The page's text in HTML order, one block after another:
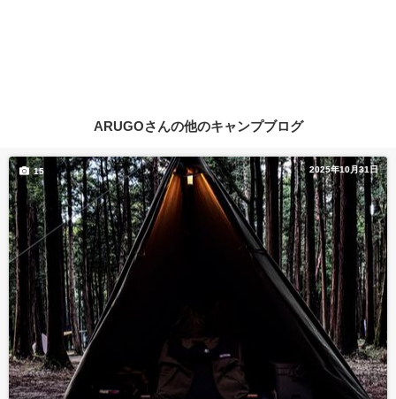
ARUGOさんの他のキャンプブログ
2025年10月31日
15